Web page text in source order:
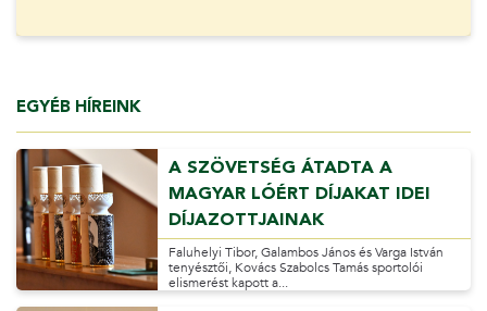
EGYÉB HÍREINK
A SZÖVETSÉG ÁTADTA A
MAGYAR LÓÉRT DÍJAKAT IDEI
DÍJAZOTTJAINAK
Faluhelyi Tibor, Galambos János és Varga István
tenyésztői, Kovács Szabolcs Tamás sportolói
elismerést kapott a...